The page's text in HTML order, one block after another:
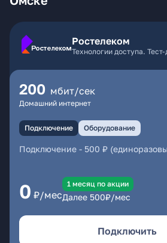
Ростелеком
Технологии доступа.
200 мбит/сек
Домашний интернет
Подключение Оборудование
Подключение - 500 ₽
0 ₽/мес
1 месяц по акции
Далее 500₽/мес
Подключить